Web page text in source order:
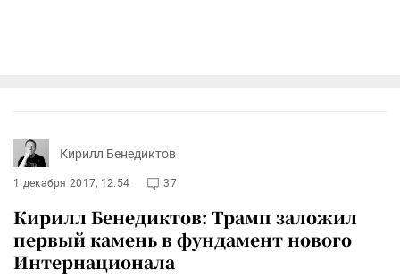
Кирилл Бенедиктов
1 декабря 2017, 12:54 37
Кирилл Бенедиктов: Трамп заложил
первый камень в фундамент нового
Интернационала